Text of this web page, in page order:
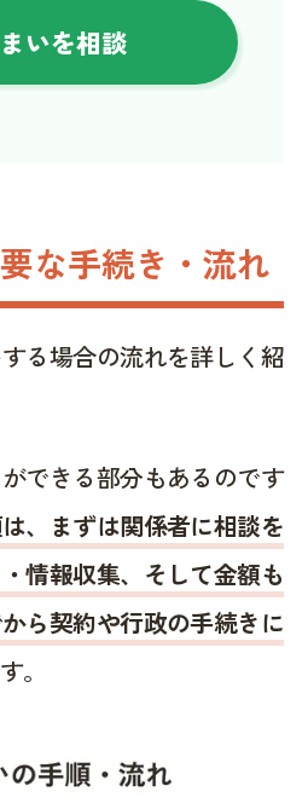
いを相談
な手続き・流れ
る場合の流れを詳しく紹
できる部分もあるのです
、まずは関係者に相談を
情報収集、そして金額も
ら契約や行政の手続きに
。